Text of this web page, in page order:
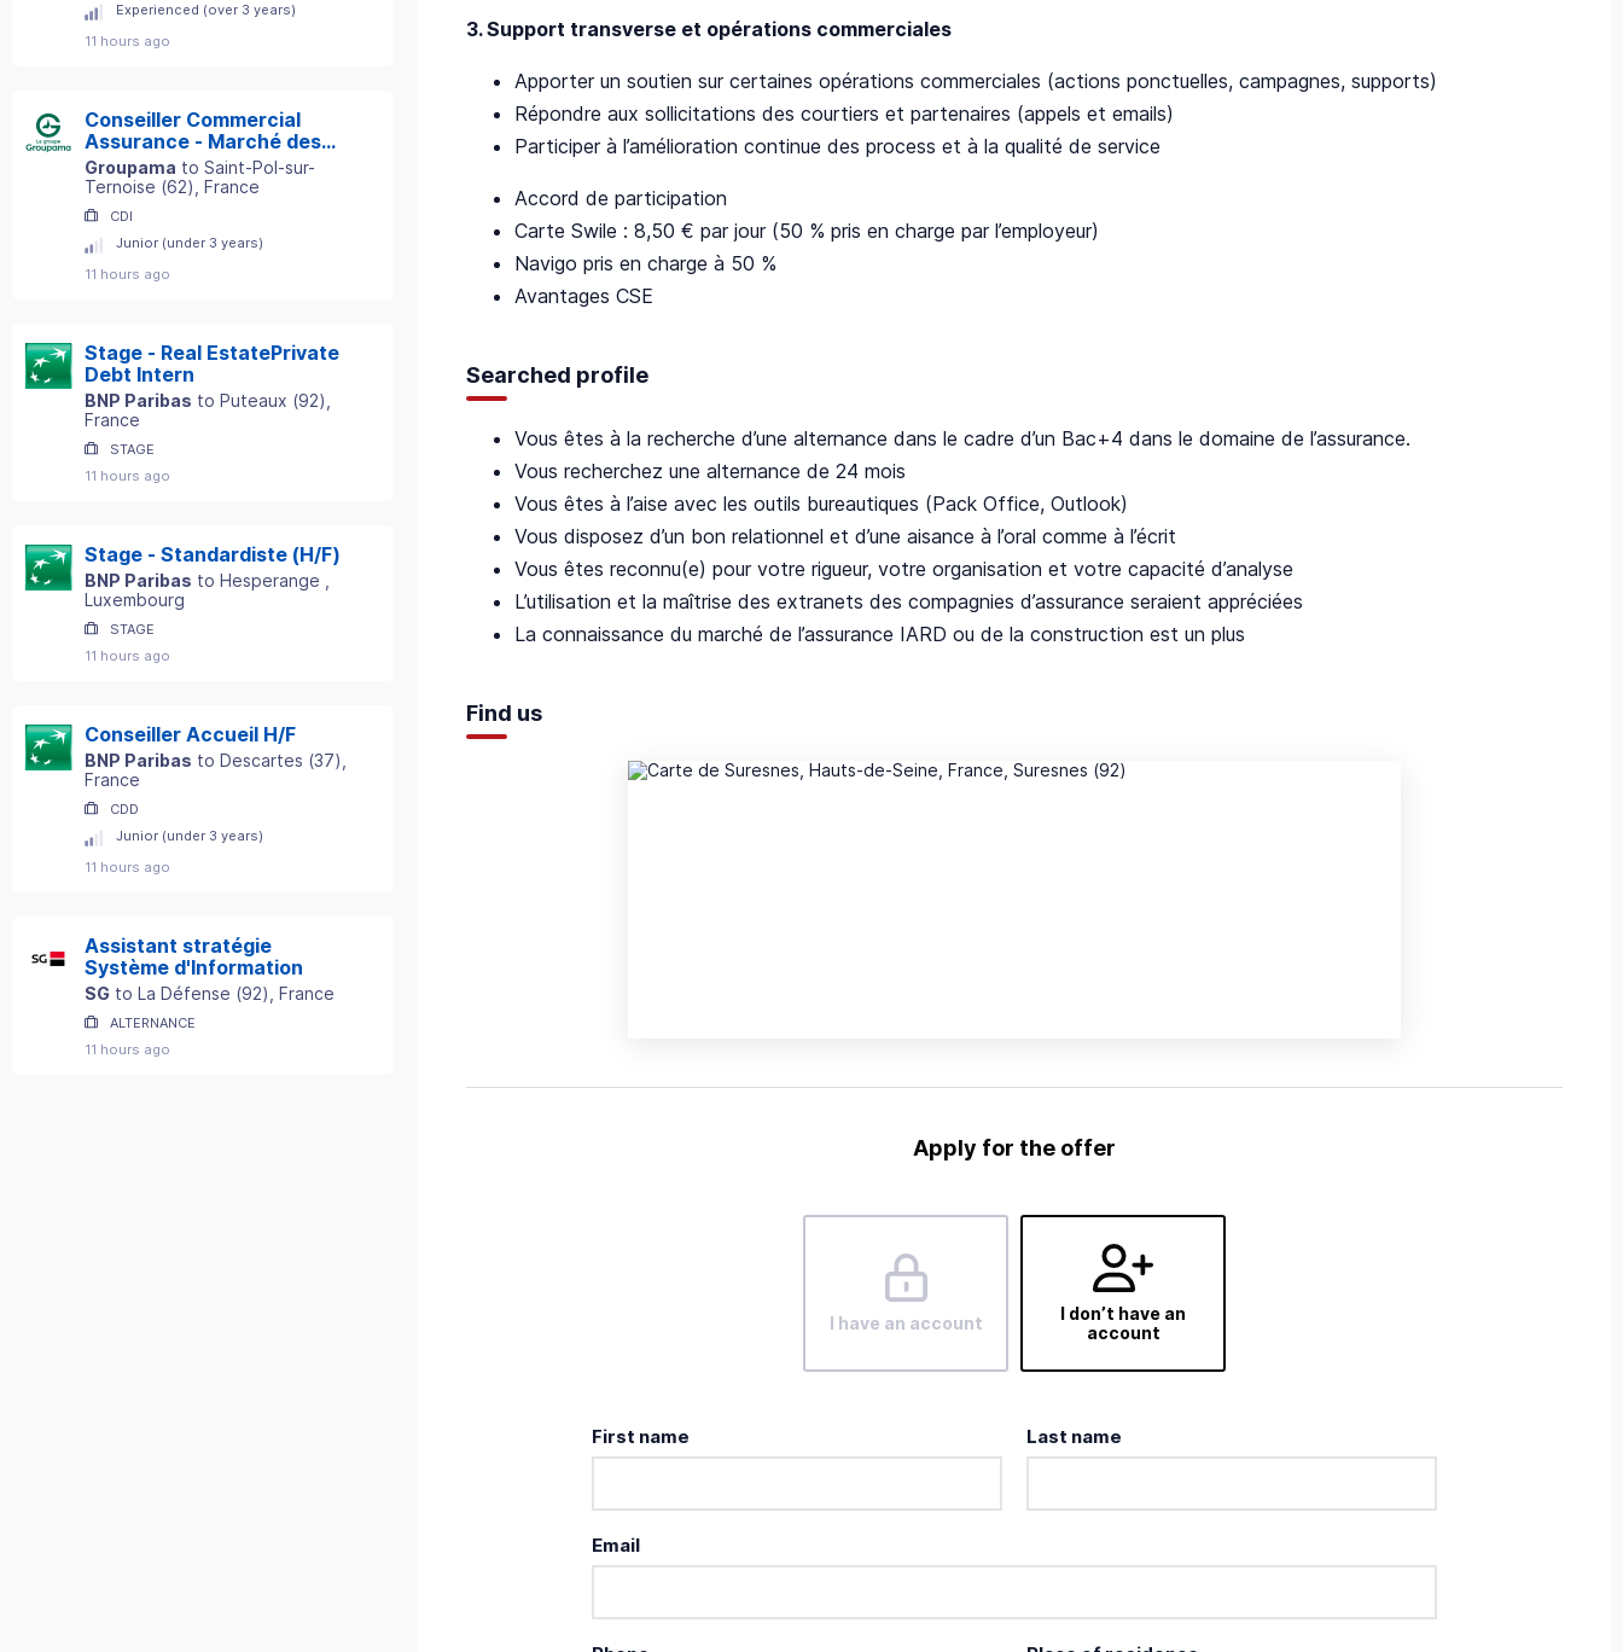
Experienced (over 3 years)
11 hours ago
Conseiller Commercial
Assurance - Marché des
Particuliers - Secteur St-
Pol-sur-Ternoise (62) H/F
Groupama to Saint-Pol-sur-
Ternoise (62) , France
CDI
Junior (under 3 years)
11 hours ago
Stage - Real EstatePrivate
Debt Intern
BNP Paribas to Puteaux (92)
France
STAGE
11 hours ago
Stage - Standardiste (H/F)
BNP Paribas to Hesperange
Luxembourg
STAGE
11 hours ago
Conseiller Accueil H/F
BNP Paribas to Descartes (37)
France
CDD
Junior (under 3 years)
11 hours ago
Assistant stratégie
Système d'Information
SG to La Défense (92) , France
ALTERNANCE
11 hours ago
3. Support transverse et opérations commerciales
Apporter un soutien sur certaines opérations commerciales (actions ponctuelles, campagnes, supports)
Répondre aux sollicitations des courtiers et partenaires (appels et emails)
Participer à l’amélioration continue des process et à la qualité de service
Accord de participation
Carte Swile : 8,50 € par jour (50 % pris en charge par l’employeur)
Navigo pris en charge à 50 %
Avantages CSE
Searched profile
Vous êtes à la recherche d’une alternance dans le cadre d’un Bac+4 dans le domaine de l’assurance.
Vous recherchez une alternance de 24 mois
Vous êtes à l’aise avec les outils bureautiques (Pack Office, Outlook)
Vous disposez d’un bon relationnel et d’une aisance à l’oral comme à l’écrit
Vous êtes reconnu(e) pour votre rigueur, votre organisation et votre capacité d’analyse
L’utilisation et la maîtrise des extranets des compagnies d’assurance seraient appréciées
La connaissance du marché de l’assurance IARD ou de la construction est un plus
Find us
Apply for the offer
I have an account
I don’t have an
account
First name Last name
Email